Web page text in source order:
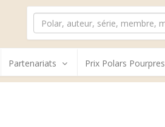
Partenariats Prix Polars Pourpres